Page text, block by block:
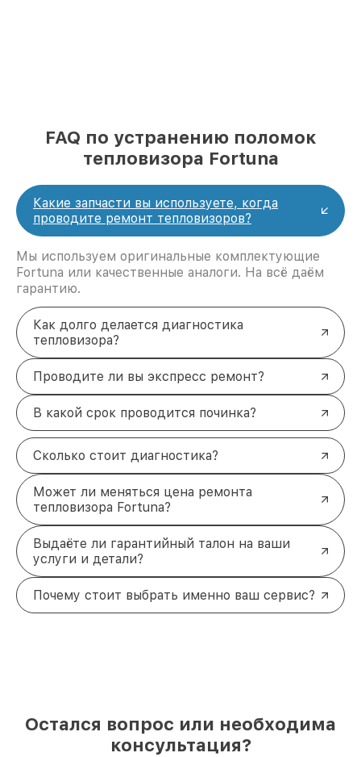
FAQ по устранению поломок
тепловизора Fortuna
Какие запчасти вы используете, когда
проводите ремонт тепловизоров?
Мы используем оригинальные комплектующие
Fortuna или качественные аналоги. На всё даём
гарантию.
Как долго делается диагностика
тепловизора?
Проводите ли вы экспресс ремонт?
В какой срок проводится починка?
Сколько стоит диагностика?
Может ли меняться цена ремонта
тепловизора Fortuna?
Выдаёте ли гарантийный талон на ваши
услуги и детали?
Почему стоит выбрать именно ваш сервис?
Остался вопрос или необходима
консультация?